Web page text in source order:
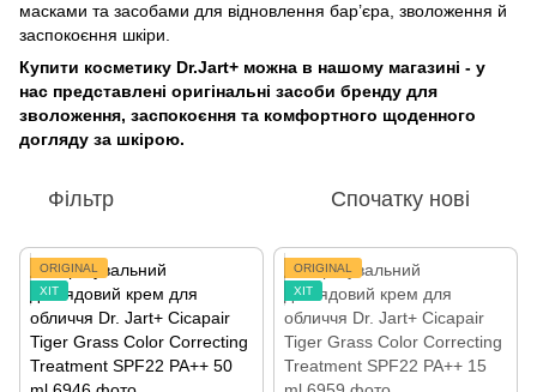
масками та засобами для відновлення бар’єра, зволоження й
заспокоєння шкіри.
Купити косметику Dr.Jart+ можна в нашому магазині - у
нас представлені оригінальні засоби бренду для
зволоження, заспокоєння та комфортного щоденного
догляду за шкірою.
Фільтр Спочатку нові
ORIGINAL
ХІТ
ORIGINAL
ХІТ